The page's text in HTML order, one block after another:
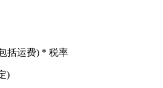
括运费) * 税率
)